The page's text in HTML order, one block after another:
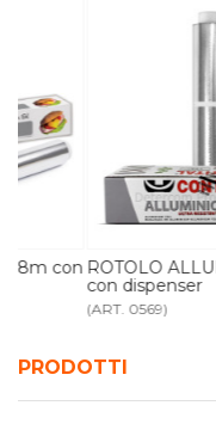
PRODOTTI
ROTOLO ALLUMINIO
con dispenser
(ART. 0569)